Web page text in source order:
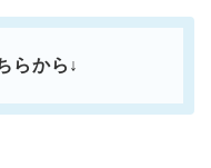
らから↓